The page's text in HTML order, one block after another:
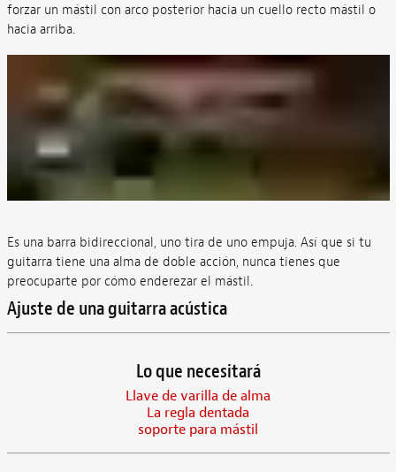
forzar un mástil con arco posterior hacia un cuello recto mástil o
hacia arriba.
Es una barra bidireccional, uno tira de uno empuja. Así que si tu
guitarra tiene una alma de doble acción, nunca tienes que
preocuparte por cómo enderezar el mástil.
Ajuste de una guitarra acústica
Lo que necesitará
Llave de varilla de alma
La regla dentada
soporte para mástil